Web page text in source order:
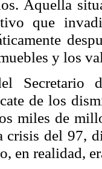
Aquella
que
y los
Secretario
de los
miles de
crisis del 97,
en realidad,